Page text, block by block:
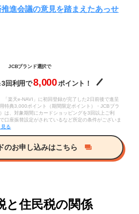
進会議の意見を踏まえたあっせ
JCBブランド選択で
回利用で8,000ポイント！
楽天e-NAVI」に初回登録が完了した2日前後で進呈
特典3,000ポイント（期間限定ポイント）・JCBブラ
は、対象期間にカードショッピングを3回以上ご利
口座振替設定がされているなど所定の条件がございま
る
のお申し込みはこちら
と住民税の関係